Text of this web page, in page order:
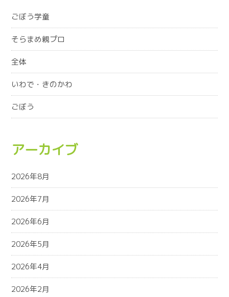
ごぼう学童
そらまめ親プロ
全体
いわで・きのかわ
ごぼう
アーカイブ
2026年8月
2026年7月
2026年6月
2026年5月
2026年4月
2026年2月